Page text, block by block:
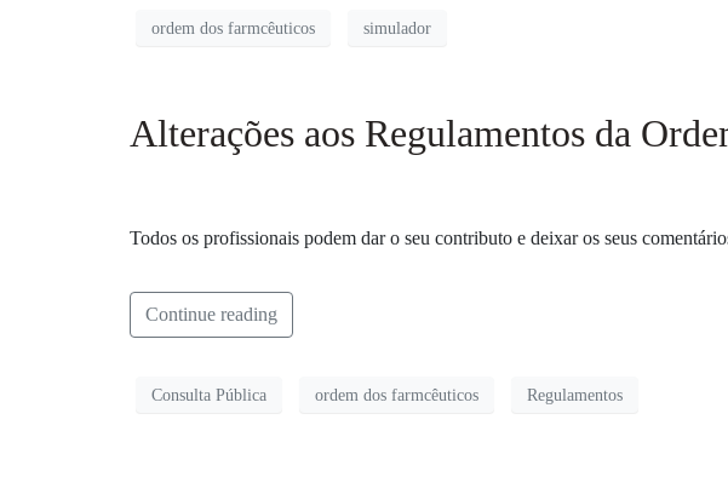
ordem dos farmcêuticos simulador
Alterações aos Regulamentos da
Todos os profissionais podem dar o seu contributo e deixar os seus
Continue reading
Consulta Pública ordem dos farmcêuticos Regulamentos